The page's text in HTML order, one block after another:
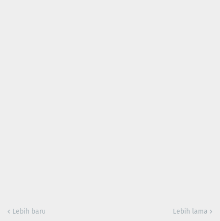
Lebih baru Lebih lama